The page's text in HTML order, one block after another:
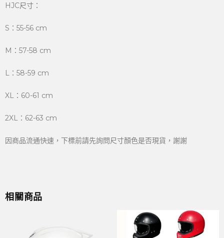
HJC尺寸：
S：55-56 cm
M：57-58 cm
L：58-59 cm
XL：60-61 cm
2XL：62-63 cm
因商品流通快速，下標前請先詢問尺寸顏色是否現貨，謝謝
相關商品